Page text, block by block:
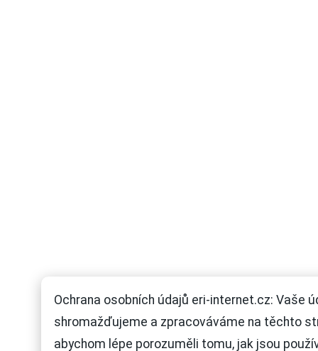
Ochrana osobních údajů eri-internet.cz: Vaše
shromažďujeme a zpracováváme na těchto
abychom lépe porozuměli tomu, jak jsou